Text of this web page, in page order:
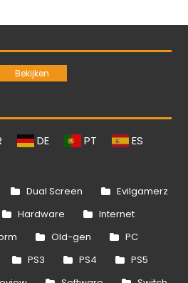
DE PT ES
Dual Screen
Evilgamerz
Hardware
Internet
Old-gen
PC
PS3 PS4
PS5